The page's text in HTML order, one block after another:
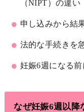
（NIPT）の違い
申し込みから結
法的な手続きを
妊娠6週になる
なぜ妊娠6週以降